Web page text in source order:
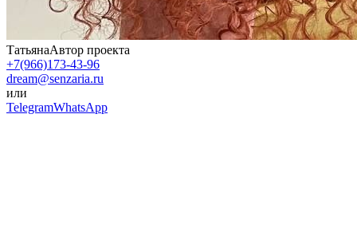
ТатьянаАвтор проекта
+7(966)173-43-96
dream@senzaria.ru
или
TelegramWhatsApp